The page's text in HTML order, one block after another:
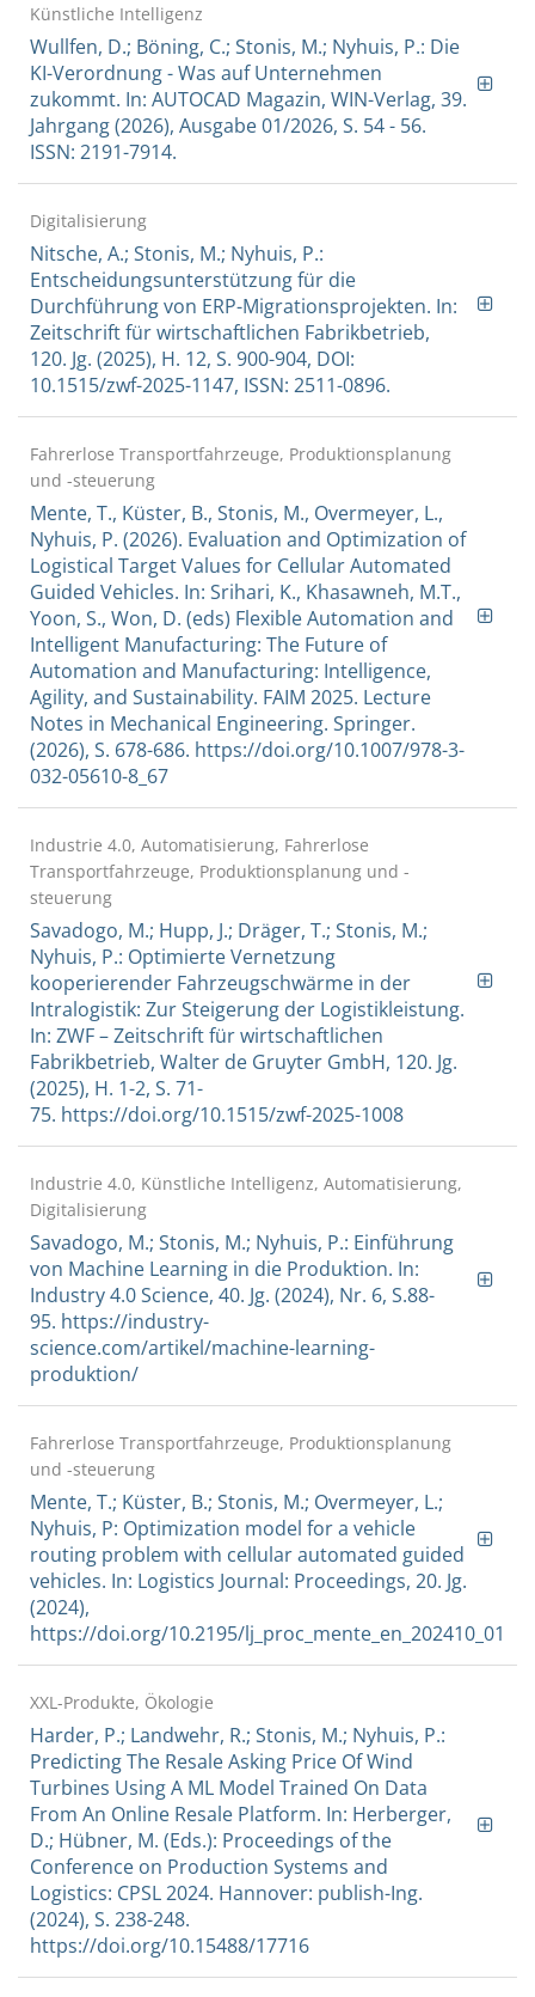
Künstliche Intelligenz
Wullfen, D.; Böning, C.; Stonis, M.; Nyhuis, P.: Die
KI-Verordnung - Was auf Unternehmen
zukommt. In: AUTOCAD Magazin, WIN-Verlag, 39.
Jahrgang (2026), Ausgabe 01/2026, S. 54 - 56.
ISSN: 2191-7914.
Digitalisierung
Nitsche, A.; Stonis, M.; Nyhuis, P.:
Entscheidungsunterstützung für die
Durchführung von ERP-Migrationsprojekten. In:
Zeitschrift für wirtschaftlichen Fabrikbetrieb,
120. Jg. (2025), H. 12, S. 900-904, DOI:
10.1515/zwf-2025-1147, ISSN: 2511-0896.
Fahrerlose Transportfahrzeuge, Produktionsplanung
und -steuerung
Mente, T., Küster, B., Stonis, M., Overmeyer, L.,
Nyhuis, P. (2026). Evaluation and Optimization of
Logistical Target Values for Cellular Automated
Guided Vehicles. In: Srihari, K., Khasawneh, M.T.,
Yoon, S., Won, D. (eds) Flexible Automation and
Intelligent Manufacturing: The Future of
Automation and Manufacturing: Intelligence,
Agility, and Sustainability. FAIM 2025. Lecture
Notes in Mechanical Engineering. Springer.
(2026), S. 678-686. https://doi.org/10.1007/978-3-
032-05610-8_67
Industrie 4.0, Automatisierung, Fahrerlose
Transportfahrzeuge, Produktionsplanung und -
steuerung
Savadogo, M.; Hupp, J.; Dräger, T.; Stonis, M.;
Nyhuis, P.: Optimierte Vernetzung
kooperierender Fahrzeugschwärme in der
Intralogistik: Zur Steigerung der Logistikleistung.
In: ZWF – Zeitschrift für wirtschaftlichen
Fabrikbetrieb, Walter de Gruyter GmbH, 120. Jg.
(2025), H. 1-2, S. 71-
75. https://doi.org/10.1515/zwf-2025-1008
Industrie 4.0, Künstliche Intelligenz, Automatisierung,
Digitalisierung
Savadogo, M.; Stonis, M.; Nyhuis, P.: Einführung
von Machine Learning in die Produktion. In:
Industry 4.0 Science, 40. Jg. (2024), Nr. 6, S.88-
95. https://industry-
science.com/artikel/machine-learning-
produktion/
Fahrerlose Transportfahrzeuge, Produktionsplanung
und -steuerung
Mente, T.; Küster, B.; Stonis, M.; Overmeyer, L.;
Nyhuis, P: Optimization model for a vehicle
routing problem with cellular automated guided
vehicles. In: Logistics Journal: Proceedings, 20. Jg.
(2024),
https://doi.org/10.2195/lj_proc_mente_en_202410_01
XXL-Produkte, Ökologie
Harder, P.; Landwehr, R.; Stonis, M.; Nyhuis, P.:
Predicting The Resale Asking Price Of Wind
Turbines Using A ML Model Trained On Data
From An Online Resale Platform. In: Herberger,
D.; Hübner, M. (Eds.): Proceedings of the
Conference on Production Systems and
Logistics: CPSL 2024. Hannover: publish-Ing.
(2024), S. 238-248.
https://doi.org/10.15488/17716